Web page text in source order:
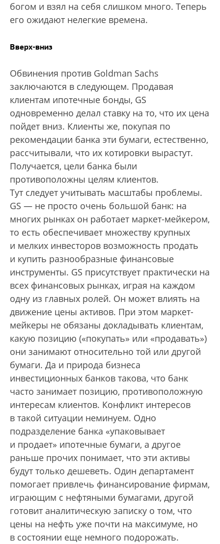
богом и взял на себя слишком много. Теперь
его ожидают нелегкие времена.
Вверх-вниз
Обвинения против Goldman Sachs
заключаются в следующем. Продавая
клиентам ипотечные бонды, GS
одновременно делал ставку на то, что их цена
пойдет вниз. Клиенты же, покупая по
рекомендации банка эти бумаги, естественно,
рассчитывали, что их котировки вырастут.
Получается, цели банка были
противоположны целям клиентов.
Тут следует учитывать масштабы проблемы.
GS — не просто очень большой банк: на
многих рынках он работает маркет-мейкером,
то есть обеспечивает множеству крупных
и мелких инвесторов возможность продать
и купить разнообразные финансовые
инструменты. GS присутствует практически на
всех финансовых рынках, играя на каждом
одну из главных ролей. Он может влиять на
движение цены активов. При этом маркет-
мейкеры не обязаны докладывать клиентам,
какую позицию («покупать» или «продавать»)
они занимают относительно той или другой
бумаги. Да и природа бизнеса
инвестиционных банков такова, что банк
часто занимает позицию, противоположную
интересам клиентов. Конфликт интересов
в такой ситуации неминуем. Одно
подразделение банка «упаковывает
и продает» ипотечные бумаги, а другое
раньше прочих понимает, что эти активы
будут только дешеветь. Один департамент
помогает привлечь финансирование фирмам,
играющим с нефтяными бумагами, другой
готовит аналитическую записку о том, что
цены на нефть уже почти на максимуме, но
в состоянии еще немного подорожать.